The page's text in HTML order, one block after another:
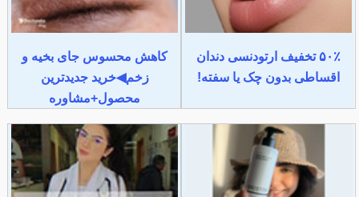
۵۰٪ تخفیف ارتودنسی دندان
اقساطی بدون چک یا سفته!
کاهش محسوس جای بخیه و
زخم◀خرید جدیدترین
محصول+مشاوره